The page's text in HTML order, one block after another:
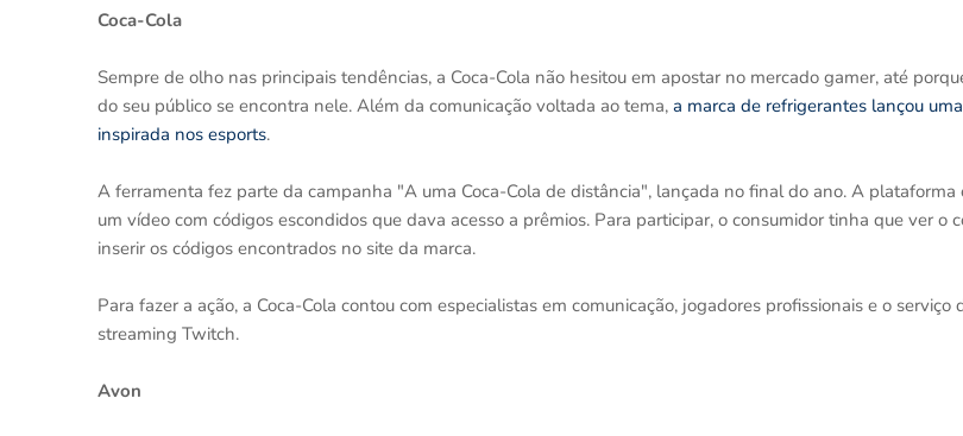
Coca-Cola
Sempre de olho nas principais tendências, a Coca-Cola não hesitou em apostar no mercado gamer, até
do seu público se encontra nele. Além da comunicação voltada ao tema, a marca de refrigerantes lançou
inspirada nos esports.
A ferramenta fez parte da campanha "A uma Coca-Cola de distância", lançada no final do ano. A plataforma
um vídeo com códigos escondidos que dava acesso a prêmios. Para participar, o consumidor tinha que ver o
inserir os códigos encontrados no site da marca.
Para fazer a ação, a Coca-Cola contou com especialistas em comunicação, jogadores profissionais e o serviço
streaming Twitch.
Avon